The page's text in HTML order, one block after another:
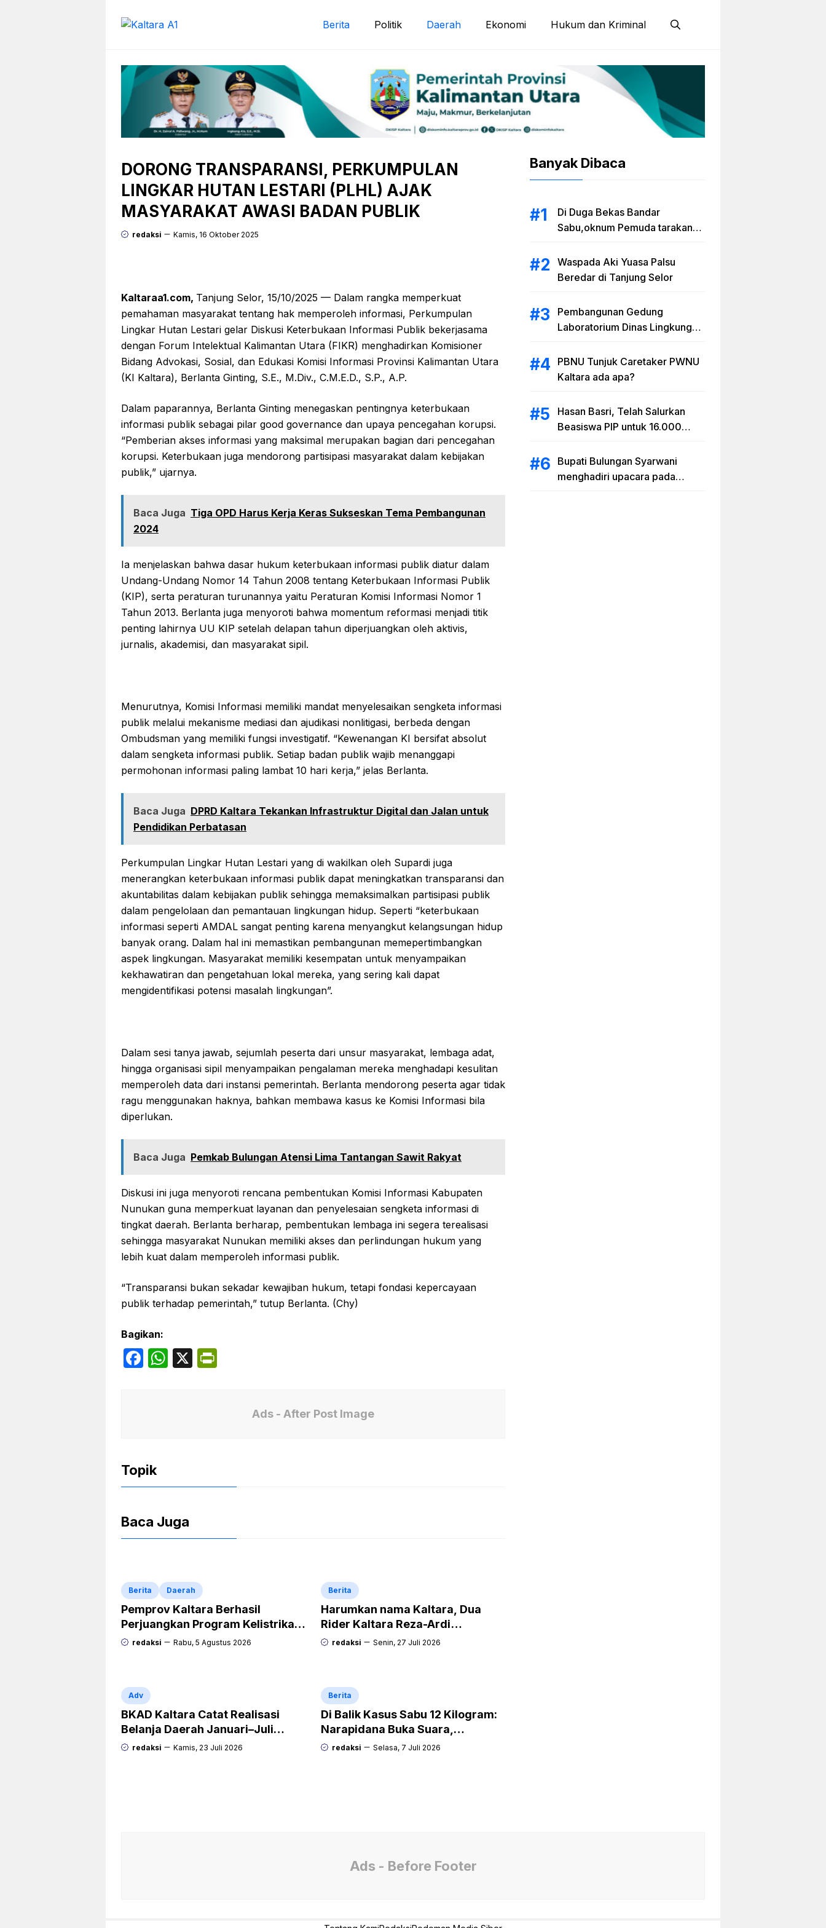
Berita Politik Daerah Ekonomi Hukum dan Kriminal
DORONG TRANSPARANSI, PERKUMPULAN
LINGKAR HUTAN LESTARI (PLHL) AJAK
MASYARAKAT AWASI BADAN PUBLIK
redaksi Kamis, 16 Oktober 2025
Kaltaraa1.com, Tanjung Selor, 15/10/2025 — Dalam rangka memperkuat
pemahaman masyarakat tentang hak memperoleh informasi, Perkumpulan
Lingkar Hutan Lestari gelar Diskusi Keterbukaan Informasi Publik bekerjasama
dengan Forum Intelektual Kalimantan Utara (FIKR) menghadirkan Komisioner
Bidang Advokasi, Sosial, dan Edukasi Komisi Informasi Provinsi Kalimantan Utara
(KI Kaltara), Berlanta Ginting, S.E., M.Div., C.M.E.D., S.P., A.P.
Dalam paparannya, Berlanta Ginting menegaskan pentingnya keterbukaan
informasi publik sebagai pilar good governance dan upaya pencegahan korupsi.
“Pemberian akses informasi yang maksimal merupakan bagian dari pencegahan
korupsi. Keterbukaan juga mendorong partisipasi masyarakat dalam kebijakan
publik,” ujarnya.
Baca Juga Tiga OPD Harus Kerja Keras Sukseskan Tema Pembangunan
2024
Ia menjelaskan bahwa dasar hukum keterbukaan informasi publik diatur dalam
Undang-Undang Nomor 14 Tahun 2008 tentang Keterbukaan Informasi Publik
(KIP), serta peraturan turunannya yaitu Peraturan Komisi Informasi Nomor 1
Tahun 2013. Berlanta juga menyoroti bahwa momentum reformasi menjadi titik
penting lahirnya UU KIP setelah delapan tahun diperjuangkan oleh aktivis,
jurnalis, akademisi, dan masyarakat sipil.
Menurutnya, Komisi Informasi memiliki mandat menyelesaikan sengketa informasi
publik melalui mekanisme mediasi dan ajudikasi nonlitigasi, berbeda dengan
Ombudsman yang memiliki fungsi investigatif. “Kewenangan KI bersifat absolut
dalam sengketa informasi publik. Setiap badan publik wajib menanggapi
permohonan informasi paling lambat 10 hari kerja,” jelas Berlanta.
Baca Juga DPRD Kaltara Tekankan Infrastruktur Digital dan Jalan untuk
Pendidikan Perbatasan
Perkumpulan Lingkar Hutan Lestari yang di wakilkan oleh Supardi juga
menerangkan keterbukaan informasi publik dapat meningkatkan transparansi dan
akuntabilitas dalam kebijakan publik sehingga memaksimalkan partisipasi publik
dalam pengelolaan dan pemantauan lingkungan hidup. Seperti “keterbukaan
informasi seperti AMDAL sangat penting karena menyangkut kelangsungan hidup
banyak orang. Dalam hal ini memastikan pembangunan memepertimbangkan
aspek lingkungan. Masyarakat memiliki kesempatan untuk menyampaikan
kekhawatiran dan pengetahuan lokal mereka, yang sering kali dapat
mengidentifikasi potensi masalah lingkungan”.
Dalam sesi tanya jawab, sejumlah peserta dari unsur masyarakat, lembaga adat,
hingga organisasi sipil menyampaikan pengalaman mereka menghadapi kesulitan
memperoleh data dari instansi pemerintah. Berlanta mendorong peserta agar tidak
ragu menggunakan haknya, bahkan membawa kasus ke Komisi Informasi bila
diperlukan.
Baca Juga Pemkab Bulungan Atensi Lima Tantangan Sawit Rakyat
Diskusi ini juga menyoroti rencana pembentukan Komisi Informasi Kabupaten
Nunukan guna memperkuat layanan dan penyelesaian sengketa informasi di
tingkat daerah. Berlanta berharap, pembentukan lembaga ini segera terealisasi
sehingga masyarakat Nunukan memiliki akses dan perlindungan hukum yang
lebih kuat dalam memperoleh informasi publik.
“Transparansi bukan sekadar kewajiban hukum, tetapi fondasi kepercayaan
publik terhadap pemerintah,” tutup Berlanta. (Chy)
Bagikan:
F
o
k
W X
y
Ads - After Post Image
Topik
Baca Juga
Berita Daerah
Pemprov Kaltara Berhasil
Perjuangkan Program Kelistrikan
Rp471 Miliar dari Pemerintah
redaksi Rabu, 5 Agustus 2026
Berita
Harumkan nama Kaltara, Dua
Rider Kaltara Reza-Ardi
menuntaskan tantangan ekstrem
redaksi Senin, 27 Juli 2026
Adv
BKAD Kaltara Catat Realisasi
Belanja Daerah Januari–Juli
Capai 38,9 Persen
redaksi Kamis, 23 Juli 2026
Berita
Di Balik Kasus Sabu 12 Kilogram:
Narapidana Buka Suara,
“Mengapa Hanya Saya yang
redaksi Selasa, 7 Juli 2026
Banyak Dibaca
Di Duga Bekas Bandar
Sabu,oknum Pemuda tarakan
Waspada Aki Yuasa Palsu
Beredar di Tanjung Selor
Pembangunan Gedung
Laboratorium Dinas Lingkungan
sesuai RAB
PBNU Tunjuk Caretaker PWNU
Kaltara ada apa?
Hasan Basri, Telah Salurkan
Beasiswa PIP untuk 16.000
Bupati Bulungan Syarwani
menghadiri upacara pada
Ads - Before Footer